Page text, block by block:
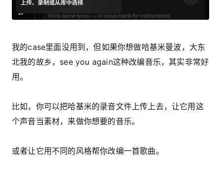
我的case里面没用到，但如果你想做哈基米曼波，大东
北我的故乡，see you again这种改编音乐，其实非常好
用。
比如，你可以把哈基米的录音文件上传上去，让它用这
个声音当素材，来做你想要的音乐。
或者让它用不同的风格帮你改编一首歌曲。